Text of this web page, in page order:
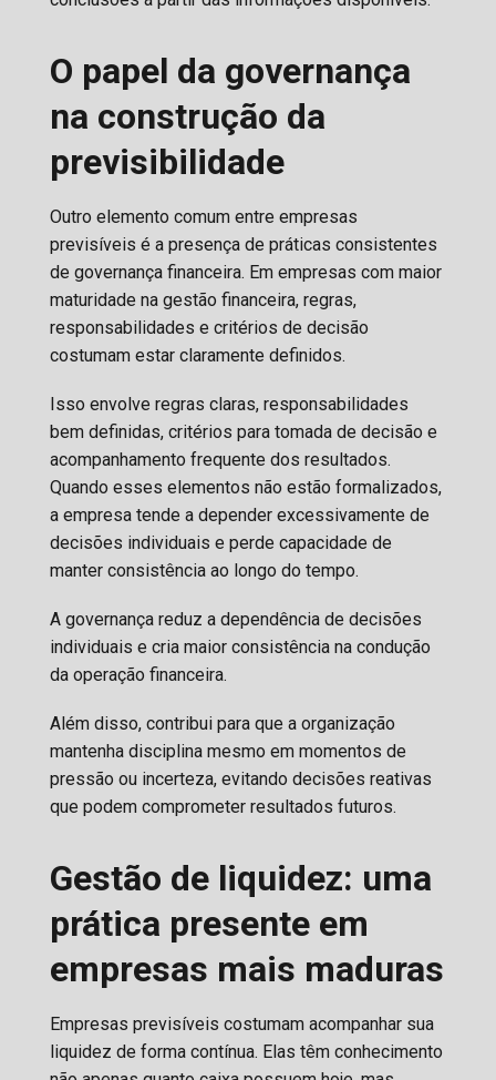
O papel da governança
na construção da
previsibilidade
Outro elemento comum entre empresas
previsíveis é a presença de práticas consistentes
de governança financeira. Em empresas com maior
maturidade na gestão financeira, regras,
responsabilidades e critérios de decisão
costumam estar claramente definidos.
Isso envolve regras claras, responsabilidades
bem definidas, critérios para tomada de decisão e
acompanhamento frequente dos resultados.
Quando esses elementos não estão formalizados,
a empresa tende a depender excessivamente de
decisões individuais e perde capacidade de
manter consistência ao longo do tempo.
A governança reduz a dependência de decisões
individuais e cria maior consistência na condução
da operação financeira.
Além disso, contribui para que a organização
mantenha disciplina mesmo em momentos de
pressão ou incerteza, evitando decisões reativas
que podem comprometer resultados futuros.
Gestão de liquidez: uma
prática presente em
empresas mais maduras
Empresas previsíveis costumam acompanhar sua
liquidez de forma contínua. Elas têm conhecimento